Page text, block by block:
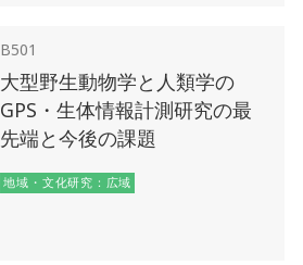
B501
大型野生動物学と人類学の
GPS・生体情報計測研究の最
先端と今後の課題
地域・文化研究：広域